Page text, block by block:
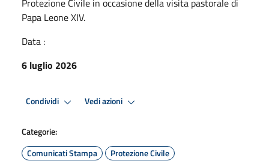
Papa Leone XIV.
Data :
6 luglio 2026
Condividi Vedi azioni
Categorie:
Comunicati Stampa
Protezione Civile